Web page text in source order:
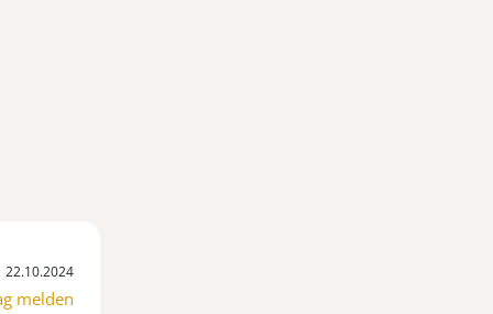
22.10.2024
melden